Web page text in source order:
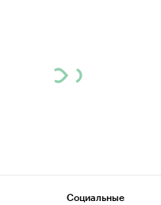
Социальные